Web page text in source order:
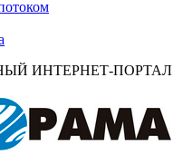
ИНТЕРНЕТ-ПОРТАЛ